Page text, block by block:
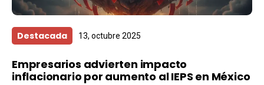
Destacada 13, octubre 2025
Empresarios advierten impacto
inflacionario por aumento al IEPS en México